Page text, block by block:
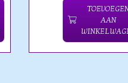
AAN